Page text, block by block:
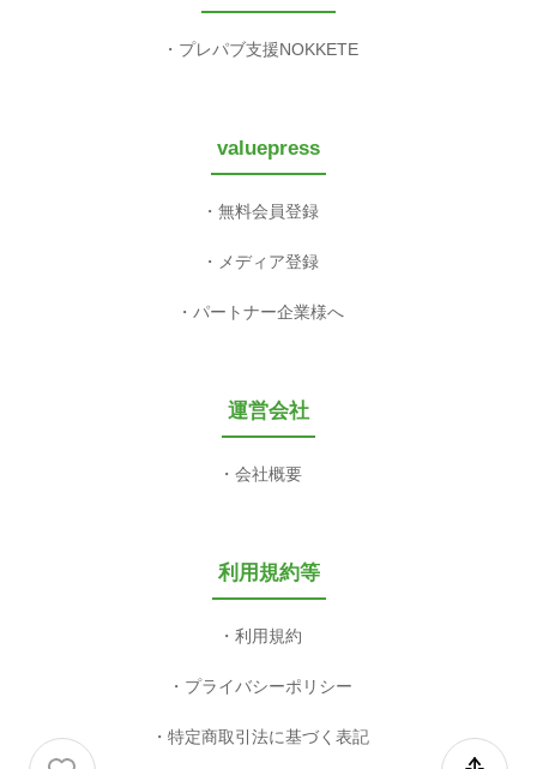
プレパブ支援NOKKETE
valuepress
無料会員登録
メディア登録
パートナー企業様へ
運営会社
会社概要
利用規約等
利用規約
プライバシーポリシー
特定商取引法に基づく表記